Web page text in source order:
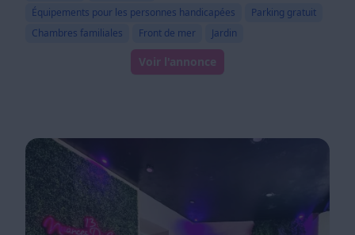
Équipements pour les personnes handicapées
Parking gratuit
Chambres familiales
Front de mer Jardin
Voir l'annonce